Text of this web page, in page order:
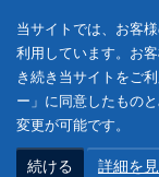
当サイトでは、お客
利用しています。お
き続き当サイトをご
ー」に同意したもの
変更が可能です。
続ける 詳細を